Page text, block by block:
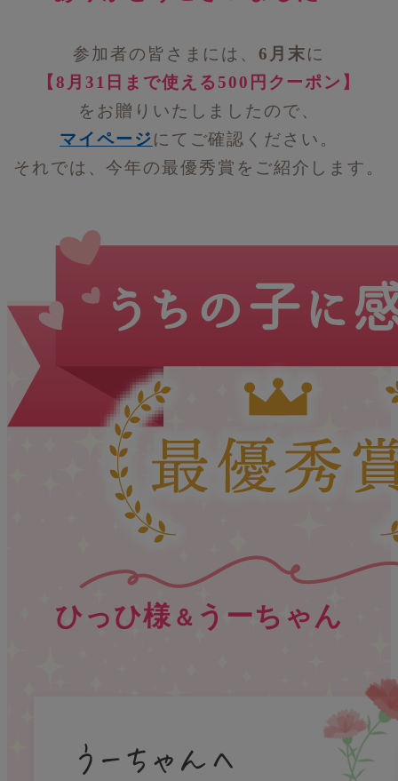
参加者の皆さまには、6月末に
【8月31日まで使える500円クーポン】
をお贈りいたしましたので、
マイページにてご確認ください。
それでは、今年の最優秀賞をご紹介します。
ひっひ様 ＆ うーちゃん